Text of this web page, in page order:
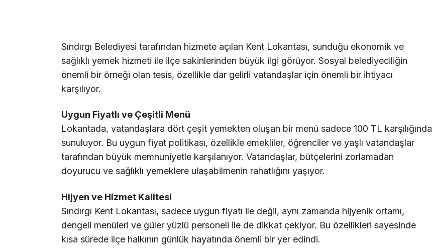
Sındırgı Belediyesi tarafından hizmete açılan Kent Lokantası, sunduğu ekonomik ve
sağlıklı yemek hizmeti ile ilçe sakinlerinden büyük ilgi görüyor. Sosyal belediyeciliğin
önemli bir örneği olan tesis, özellikle dar gelirli vatandaşlar için önemli bir ihtiyacı
karşılıyor.
Uygun Fiyatlı ve Çeşitli Menü
Lokantada, vatandaşlara dört çeşit yemekten oluşan bir menü sadece 100 TL karşılığında
sunuluyor. Bu uygun fiyat politikası, özellikle emekliler, öğrenciler ve yaşlı vatandaşlar
tarafından büyük memnuniyetle karşılanıyor. Vatandaşlar, bütçelerini zorlamadan
doyurucu ve sağlıklı yemeklere ulaşabilmenin rahatlığını yaşıyor.
Hijyen ve Hizmet Kalitesi
Sındırgı Kent Lokantası, sadece uygun fiyatı ile değil, aynı zamanda hijyenik ortamı,
dengeli menüleri ve güler yüzlü personeli ile de dikkat çekiyor. Bu özellikleri sayesinde
kısa sürede ilçe halkının günlük hayatında önemli bir yer edindi.